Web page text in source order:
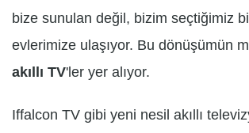
bize sunulan değil, bizim seçtiğimiz
evlerimize ulaşıyor. Bu dönüşümün
akıllı TV'ler yer alıyor.
Iffalcon TV gibi yeni nesil akıllı